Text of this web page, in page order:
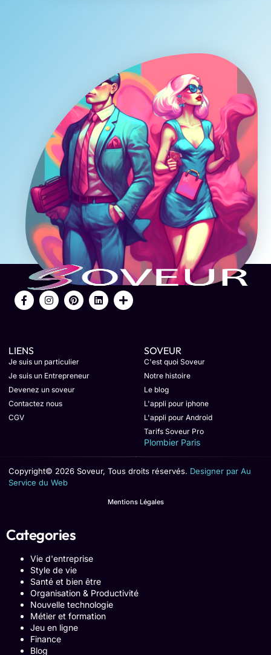
LIENS
Je suis un particulier
Je suis un Entrepreneur
Devenez un soveur
Contactez nous
CGV
SOVEUR
C'est quoi Soveur
Notre histoire
Le blog
L'appli pour iphone
L'appli pour Android
Tarifs Soveur Pro
Plombier Paris
Copyright© 2026 Soveur, Tous droits réservés. Designer par Au
Service du Web
Mentions Légales
Categories
Vie d'entreprise
Style de vie
Santé et bien être
Organisation & Productivité
Nouvelle technologie
Métier et formation
Jeu en ligne
Finance
Blog